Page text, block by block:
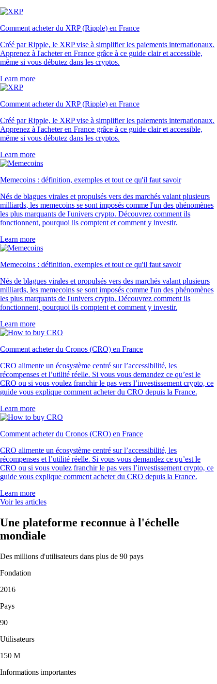
Comment acheter du XRP (Ripple) en France
Créé par Ripple, le XRP vise à simplifier les paiements internationaux.
Apprenez à l'acheter en France grâce à ce guide clair et accessible,
même si vous débutez dans les cryptos.
Learn more
Comment acheter du XRP (Ripple) en France
Créé par Ripple, le XRP vise à simplifier les paiements internationaux.
Apprenez à l'acheter en France grâce à ce guide clair et accessible,
même si vous débutez dans les cryptos.
Learn more
Memecoins : définition, exemples et tout ce qu'il faut savoir
Nés de blagues virales et propulsés vers des marchés valant plusieurs
milliards, les memecoins se sont imposés comme l'un des phénomènes
les plus marquants de l'univers crypto. Découvrez comment ils
fonctionnent, pourquoi ils comptent et comment y investir.
Learn more
Memecoins : définition, exemples et tout ce qu'il faut savoir
Nés de blagues virales et propulsés vers des marchés valant plusieurs
milliards, les memecoins se sont imposés comme l'un des phénomènes
les plus marquants de l'univers crypto. Découvrez comment ils
fonctionnent, pourquoi ils comptent et comment y investir.
Learn more
Comment acheter du Cronos (CRO) en France
CRO alimente un écosystème centré sur l’accessibilité, les
récompenses et l’utilité réelle. Si vous vous demandez ce qu’est le
CRO ou si vous voulez franchir le pas vers l’investissement crypto, ce
guide vous explique comment acheter du CRO depuis la France.
Learn more
Comment acheter du Cronos (CRO) en France
CRO alimente un écosystème centré sur l’accessibilité, les
récompenses et l’utilité réelle. Si vous vous demandez ce qu’est le
CRO ou si vous voulez franchir le pas vers l’investissement crypto, ce
guide vous explique comment acheter du CRO depuis la France.
Learn more
Voir les articles
Une plateforme reconnue à l'échelle
mondiale
Des millions d'utilisateurs dans plus de 90 pays
Fondation
2016
Pays
90
Utilisateurs
150 M
Informations importantes